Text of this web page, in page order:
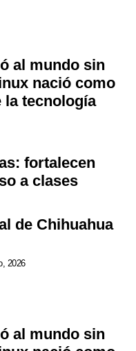
al mundo sin
nació como
la tecnología
fortalecen
a clases
de Chihuahua
2026
al mundo sin